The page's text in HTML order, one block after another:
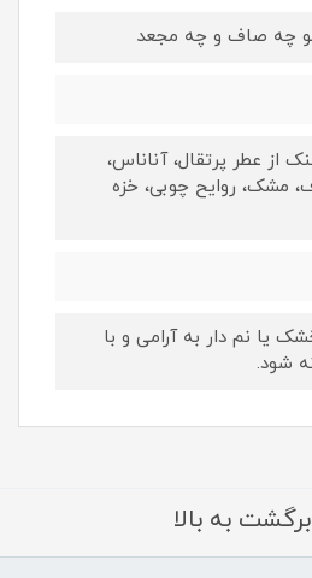
مو چه صاف و چه مجعد
از عطر پرتقال، آناناس،
مشک، روایح چوبی، خزه
یا نم دار به آرامی و با
شود.
برگشت به بالا